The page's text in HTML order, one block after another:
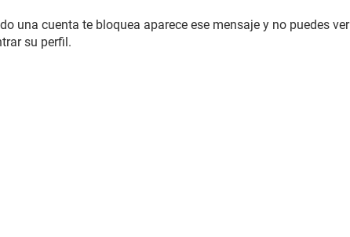
una cuenta te bloquea aparece ese mensaje y no puedes ver
su perfil.